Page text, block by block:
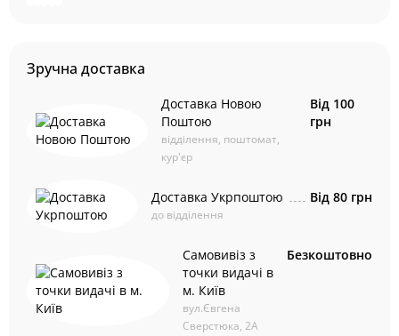
Зручна доставка
Доставка Новою
Поштою
відділення, поштомат,
кур'єр
Від 100
грн
Доставка Укрпоштою
до відділення
Від 80 грн
Самовивіз з
точки видачі в
м. Київ
вул.Євгена
Сверстюка, 2А
Безкоштовно